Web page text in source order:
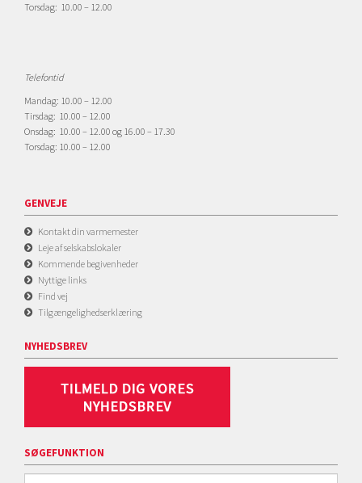
Torsdag: 10.00 – 12.00
Telefontid
Mandag: 10.00 – 12.00
Tirsdag: 10.00 – 12.00
Onsdag: 10.00 – 12.00 og 16.00 – 17.30
Torsdag: 10.00 – 12.00
GENVEJE
Kontakt din varmemester
Leje af selskabslokaler
Kommende begivenheder
Nyttige links
Find vej
Tilgængelighedserklæring
NYHEDSBREV
SØGEFUNKTION